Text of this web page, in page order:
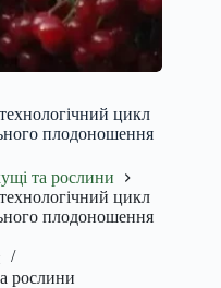
цикл
плодоношення
та рослини
цикл
плодоношення
рослини